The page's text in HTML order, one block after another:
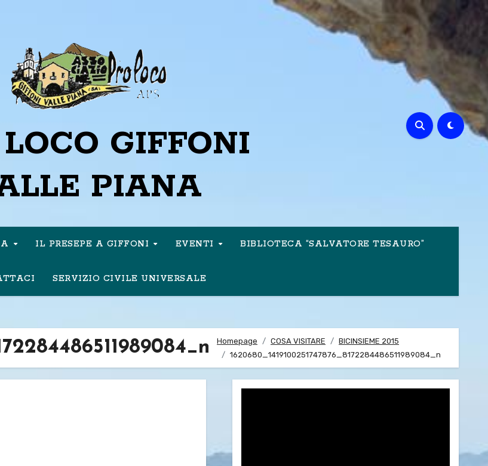
GIFFONI
PIANA
IL PRESEPE A GIFFONI EVENTI BIBLIOTECA “SALVATORE TESAURO”
SERVIZIO CIVILE UNIVERSALE
Homepage COSA VISITARE
BICINSIEME 2015
1620680_1419100251747876_8172284486511989084_n